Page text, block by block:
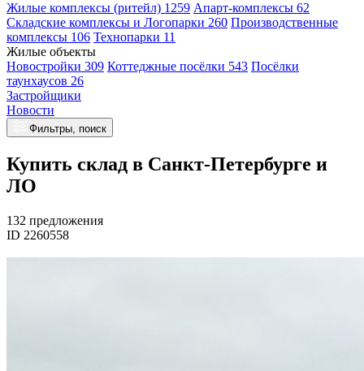
Жилые комплексы (ритейл) 1259 Апарт-комплексы 62
Складские комплексы и Логопарки 260 Производственные
комплексы 106 Технопарки 11
Жилые объекты
Новостройки 309 Коттеджные посёлки 543 Посёлки
таунхаусов 26
Застройщики
Новости
Фильтры, поиск
Купить склад в Санкт-Петербурге и
ЛО
132 предложения
ID 2260558